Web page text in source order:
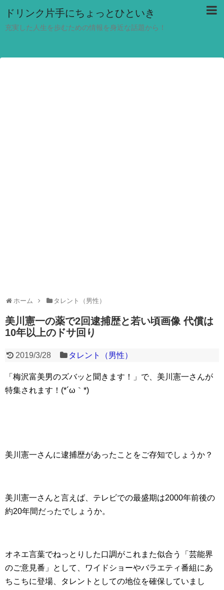
ドリンク片手にちょっとひといき
充実した人生を歩むための情報を身近な話題から！
ホーム タレント（男性）
美川憲一の薬で2回逮捕歴と若い頃画像 代償は
10年以上のドサ回り
2019/3/28 タレント（男性）
「梅沢富美男のズバッと聞きます！」で、美川憲一さんが
特集されます！(*´ω｀*)
美川憲一さんに逮捕歴があったことをご存知でしょうか？
美川憲一さんと言えば、テレビでの最盛期は2000年前後の
約20年間だったでしょうか。
オネエ言葉でねっとりした口調がこれまた似合う「芸能界
のご意見番」として、ワイドショーやバラエティ番組にあ
ちこちに登場、タレントとしての地位を確保していまし